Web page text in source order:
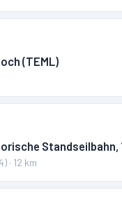
(TEML)
Standseilbahn,
· 12 km